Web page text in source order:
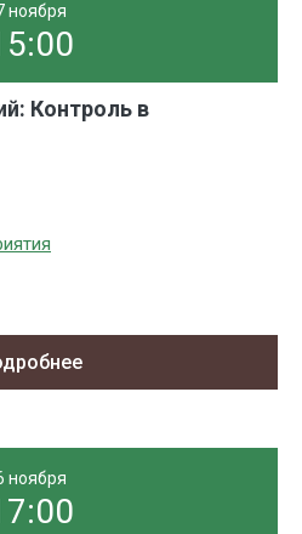
ноября
Контроль в
ноября